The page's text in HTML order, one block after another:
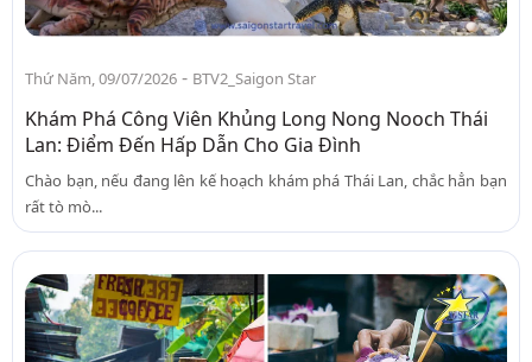
Thứ Năm, 09/07/2026 - BTV2_Saigon Star
Khám Phá Công Viên Khủng Long Nong Nooch Thái
Lan: Điểm Đến Hấp Dẫn Cho Gia Đình
Chào bạn, nếu đang lên kế hoạch khám phá Thái Lan, chắc hẳn bạn
rất tò mò...